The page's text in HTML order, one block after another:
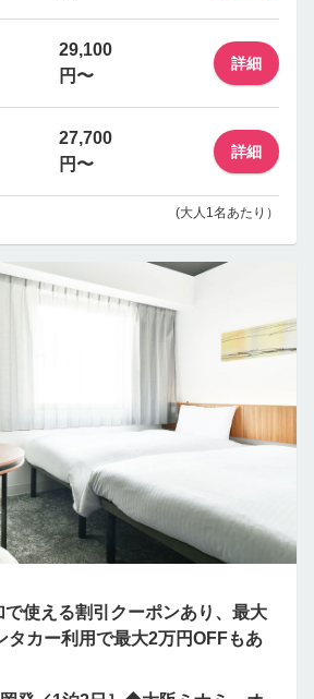
29,100
円〜
詳細
27,700
円〜
詳細
(大人1名あたり）
使える割引クーポンあり、最大
タカー利用で最大2万円OFFもあ